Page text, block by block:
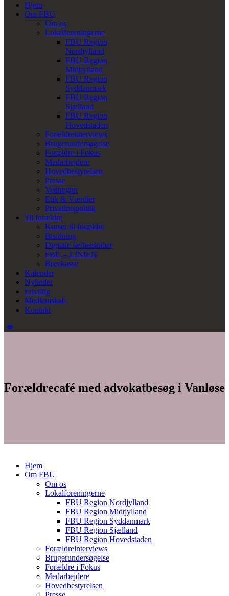
Hjem
Om FBU
Om os
Lokalforeningerne
FBU Region
Nordjylland
FBU Region
Midtjylland
FBU Region
Syddanmark
FBU Region
Sjælland
FBU Region
Hovedstaden
Forældreinterviews
Brugerundersøgelse
Forældre i Fokus
Medarbejdere
Hovedbestyrelsen
Presse
Vedtægter
Etik & Værdier
Privatlivspolitik
Til forældre
Kurser til forældre
Bisidning
Digitale fællesskaber
FBU – LINIEN
Brevkasse
Kalender
Nyheder
Frivillig
Medlemskab
Kontakt
Forældrecafé med advokatbesøg i Vanløse
Hjem
Om FBU
Om os
Lokalforeningerne
FBU Region Nordjylland
FBU Region Midtjylland
FBU Region Syddanmark
FBU Region Sjælland
FBU Region Hovedstaden
Forældreinterviews
Brugerundersøgelse
Forældre i Fokus
Medarbejdere
Hovedbestyrelsen